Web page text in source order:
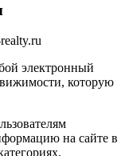
электронный
которую
на сайте в